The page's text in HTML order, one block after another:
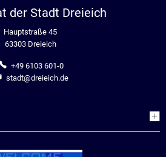
der Stadt Dreieich
Hauptstraße 45
63303 Dreieich
+49 6103 601-0
stadt@dreieich.de